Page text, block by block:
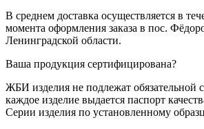
В среднем доставка осуществляется в
момента оформления заказа в пос.
Ленинградской области.
Ваша продукция сертифицирована?
ЖБИ изделия не подлежат обязательной
каждое изделие выдается паспорт
Серии изделия по установленному